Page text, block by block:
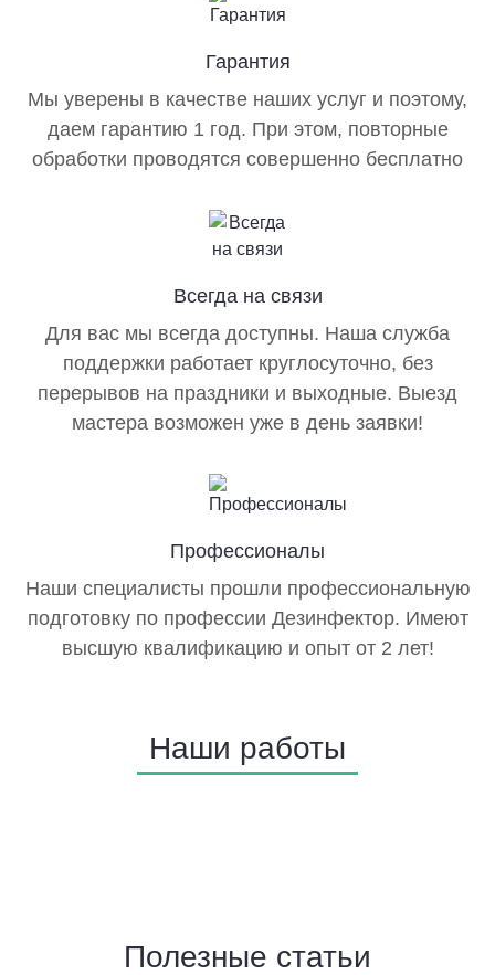
Гарантия
Мы уверены в качестве наших услуг и поэтому,
даем гарантию 1 год. При этом, повторные
обработки проводятся совершенно бесплатно
Всегда на связи
Для вас мы всегда доступны. Наша служба
поддержки работает круглосуточно, без
перерывов на праздники и выходные. Выезд
мастера возможен уже в день заявки!
Профессионалы
Наши специалисты прошли профессиональную
подготовку по профессии Дезинфектор. Имеют
высшую квалификацию и опыт от 2 лет!
Наши работы
Полезные статьи